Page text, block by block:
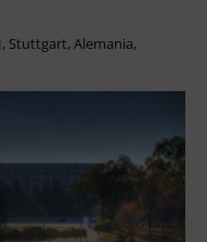
Stuttgart, Alemania,